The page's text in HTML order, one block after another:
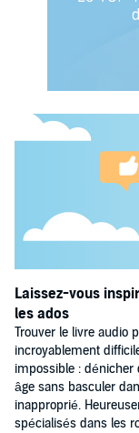
Laissez-vous
les ados
Trouver le livre audio
incroyablement
impossible :
âge sans basculer
inapproprié.
spécialisés dans les